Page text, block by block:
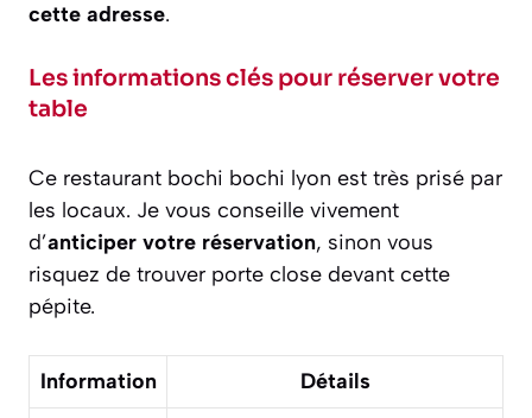
cette adresse.
Les informations clés pour réserver votre
table
Ce restaurant bochi bochi lyon est très prisé par
les locaux. Je vous conseille vivement
d’anticiper votre réservation, sinon vous
risquez de trouver porte close devant cette
pépite.
Information
Détails